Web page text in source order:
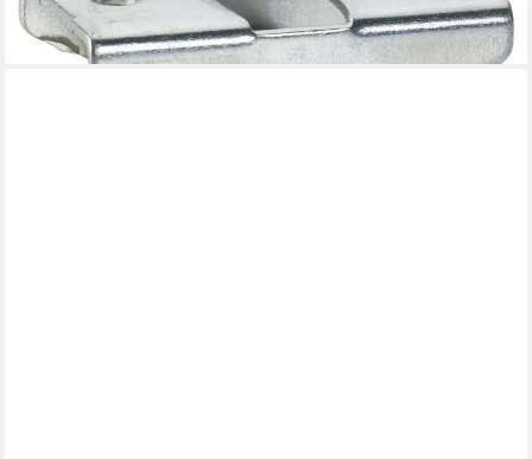
3,44 €
lieferbar - in 3-4 Werktagen bei dir